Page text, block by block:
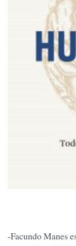
-Facundo Manes